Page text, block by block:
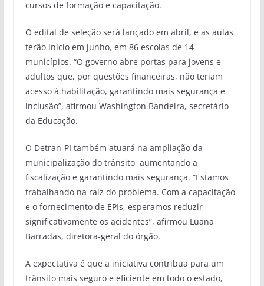
cursos de formação e capacitação.
O edital de seleção será lançado em abril, e as aulas
terão início em junho, em 86 escolas de 14
municípios. “O governo abre portas para jovens e
adultos que, por questões financeiras, não teriam
acesso à habilitação, garantindo mais segurança e
inclusão”, afirmou Washington Bandeira, secretário
da Educação.
O Detran-PI também atuará na ampliação da
municipalização do trânsito, aumentando a
fiscalização e garantindo mais segurança. “Estamos
trabalhando na raiz do problema. Com a capacitação
e o fornecimento de EPIs, esperamos reduzir
significativamente os acidentes”, afirmou Luana
Barradas, diretora-geral do órgão.
A expectativa é que a iniciativa contribua para um
trânsito mais seguro e eficiente em todo o estado,